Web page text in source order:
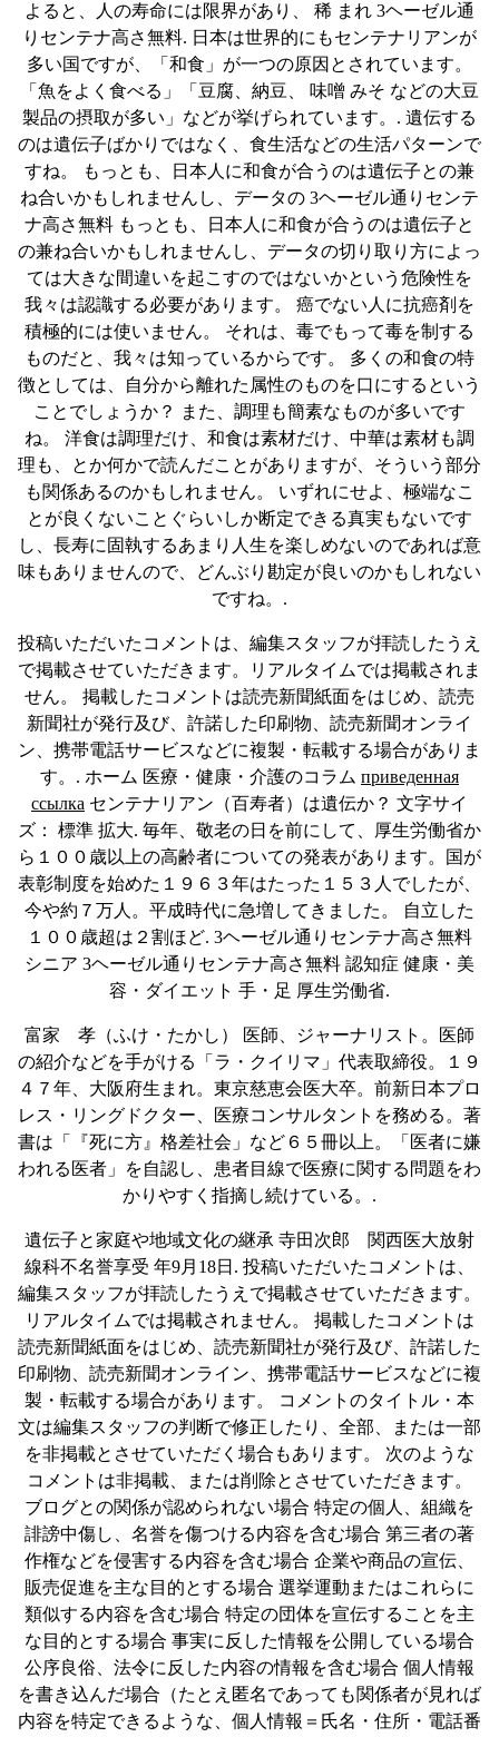
よると、人の寿命には限界があり、 稀 まれ 3ヘーゼル通
りセンテナ高さ無料. 日本は世界的にもセンテナリアンが
多い国ですが、「和食」が一つの原因とされています。
「魚をよく食べる」「豆腐、納豆、 味噌 みそ などの大豆
製品の摂取が多い」などが挙げられています。. 遺伝する
のは遺伝子ばかりではなく、食生活などの生活パターンで
すね。 もっとも、日本人に和食が合うのは遺伝子との兼
ね合いかもしれませんし、データの 3ヘーゼル通りセンテ
ナ高さ無料 もっとも、日本人に和食が合うのは遺伝子と
の兼ね合いかもしれませんし、データの切り取り方によっ
ては大きな間違いを起こすのではないかという危険性を
我々は認識する必要があります。 癌でない人に抗癌剤を
積極的には使いません。 それは、毒でもって毒を制する
ものだと、我々は知っているからです。 多くの和食の特
徴としては、自分から離れた属性のものを口にするという
ことでしょうか？ また、調理も簡素なものが多いです
ね。 洋食は調理だけ、和食は素材だけ、中華は素材も調
理も、とか何かで読んだことがありますが、そういう部分
も関係あるのかもしれません。 いずれにせよ、極端なこ
とが良くないことぐらいしか断定できる真実もないです
し、長寿に固執するあまり人生を楽しめないのであれば意
味もありませんので、どんぶり勘定が良いのかもしれない
ですね。.
投稿いただいたコメントは、編集スタッフが拝読したうえ
で掲載させていただきます。リアルタイムでは掲載されま
せん。 掲載したコメントは読売新聞紙面をはじめ、読売
新聞社が発行及び、許諾した印刷物、読売新聞オンライ
ン、携帯電話サービスなどに複製・転載する場合がありま
す。. ホーム 医療・健康・介護のコラム приведенная
ссылка センテナリアン（百寿者）は遺伝か？ 文字サイ
ズ： 標準 拡大. 毎年、敬老の日を前にして、厚生労働省か
ら１００歳以上の高齢者についての発表があります。国が
表彰制度を始めた１９６３年はたった１５３人でしたが、
今や約７万人。平成時代に急増してきました。 自立した
１００歳超は２割ほど. 3ヘーゼル通りセンテナ高さ無料
シニア 3ヘーゼル通りセンテナ高さ無料 認知症 健康・美
容・ダイエット 手・足 厚生労働省.
富家 孝（ふけ・たかし） 医師、ジャーナリスト。医師
の紹介などを手がける「ラ・クイリマ」代表取締役。１９
４７年、大阪府生まれ。東京慈恵会医大卒。前新日本プロ
レス・リングドクター、医療コンサルタントを務める。著
書は「『死に方』格差社会」など６５冊以上。「医者に嫌
われる医者」を自認し、患者目線で医療に関する問題をわ
かりやすく指摘し続けている。.
遺伝子と家庭や地域文化の継承 寺田次郎 関西医大放射
線科不名誉享受 年9月18日. 投稿いただいたコメントは、
編集スタッフが拝読したうえで掲載させていただきます。
リアルタイムでは掲載されません。 掲載したコメントは
読売新聞紙面をはじめ、読売新聞社が発行及び、許諾した
印刷物、読売新聞オンライン、携帯電話サービスなどに複
製・転載する場合があります。 コメントのタイトル・本
文は編集スタッフの判断で修正したり、全部、または一部
を非掲載とさせていただく場合もあります。 次のような
コメントは非掲載、または削除とさせていただきます。
ブログとの関係が認められない場合 特定の個人、組織を
誹謗中傷し、名誉を傷つける内容を含む場合 第三者の著
作権などを侵害する内容を含む場合 企業や商品の宣伝、
販売促進を主な目的とする場合 選挙運動またはこれらに
類似する内容を含む場合 特定の団体を宣伝することを主
な目的とする場合 事実に反した情報を公開している場合
公序良俗、法令に反した内容の情報を含む場合 個人情報
を書き込んだ場合（たとえ匿名であっても関係者が見れば
内容を特定できるような、個人情報＝氏名・住所・電話番